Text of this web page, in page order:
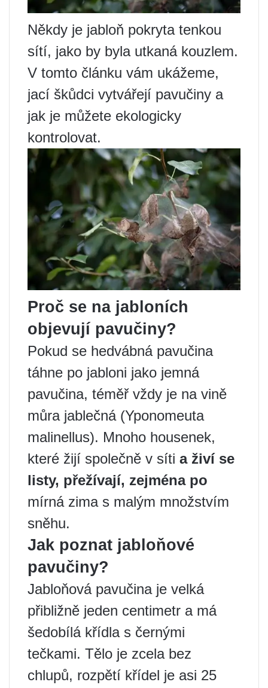
Někdy je jabloň pokryta tenkou
sítí, jako by byla utkaná kouzlem.
V tomto článku vám ukážeme,
jací škůdci vytvářejí pavučiny a
jak je můžete ekologicky
kontrolovat.
Proč se na jabloních
objevují pavučiny?
Pokud se hedvábná pavučina
táhne po jabloni jako jemná
pavučina, téměř vždy je na vině
můra jablečná (Yponomeuta
malinellus). Mnoho housenek,
které žijí společně v síti a živí se
listy, přežívají, zejména po
mírná zima s malým množstvím
sněhu.
Jak poznat jabloňové
pavučiny?
Jabloňová pavučina je velká
přibližně jeden centimetr a má
šedobílá křídla s černými
tečkami. Tělo je zcela bez
chlupů, rozpětí křídel je asi 25